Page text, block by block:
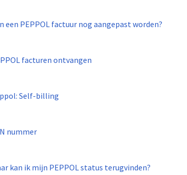
een PEPPOL factuur nog aangepast worden?
facturen ontvangen
Self-billing
nummer
kan ik mijn PEPPOL status terugvinden?